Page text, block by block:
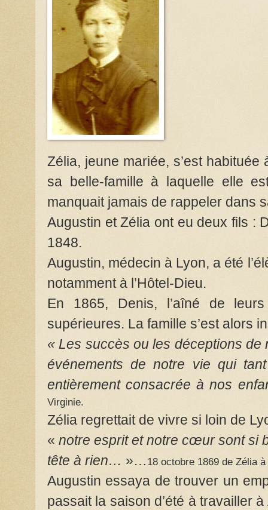
Zélia, jeune mariée, s’est
sa belle-famille à laquelle elle
manquait jamais de rappeler dans
Augustin et Zélia ont eu deux fils :
1848.
Augustin, médecin à Lyon, a été
notamment à l’Hôtel-Dieu.
En 1865, Denis, l’aîné de
supérieures. La famille s’est alors
« Les succès ou les déceptions
événements de notre vie qui
entièrement consacrée à nos
Virginie.
Zélia regrettait de vivre si loin de
« notre esprit et notre cœur sont si
tête à rien… »… 18 octobre 1869 de Zélia
Augustin essaya de trouver un
passait la saison d’été à travailler